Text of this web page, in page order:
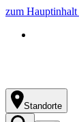
zum Hauptinhalt
Standorte